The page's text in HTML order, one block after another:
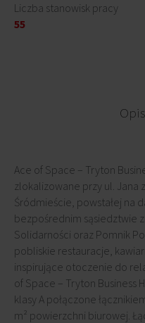
Liczba stanowisk pracy
55
Ace of Space – Tryton
zlokalizowane przy ul. Jana
Śródmieście, powstałej na
bezpośrednim sąsiedztwie
Solidarności oraz Pomnik
pobliskie restauracje,
inspirujące otoczenie do
of Space – Tryton Business
klasy A połączone
m² powierzchni biurowej.